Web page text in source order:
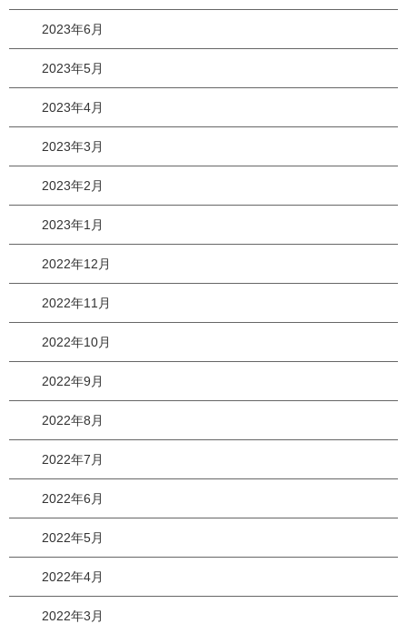
2023年6月
2023年5月
2023年4月
2023年3月
2023年2月
2023年1月
2022年12月
2022年11月
2022年10月
2022年9月
2022年8月
2022年7月
2022年6月
2022年5月
2022年4月
2022年3月